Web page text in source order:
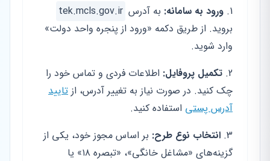
ورود به سامانه: به آدرس tek.mcls.gov.ir
بروید. از طریق دکمه «ورود از پنجره واحد دولت»
وارد شوید.
تکمیل پروفایل: اطلاعات فردی و تماس خود را
چک کنید. در صورت نیاز به تغییر آدرس، از تایید
آدرس پستی استفاده کنید.
انتخاب نوع طرح: بر اساس مجوز خود، یکی از
گزینه‌های «مشاغل خانگی»، «تبصره ۱۸» یا